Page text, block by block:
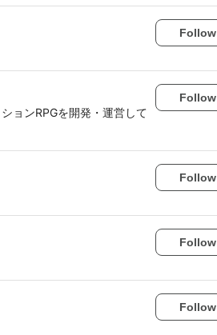
Follow
ョンRPGを開発・運営して
Follow
Follow
Follow
Follow